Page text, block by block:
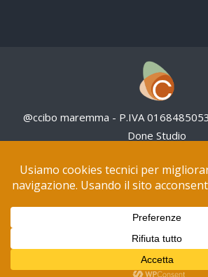
@ccibo maremma - P.IVA
Done Studio
Tutte le opere in questo sito web
Licenza Creative Commons
commerciale 4.0